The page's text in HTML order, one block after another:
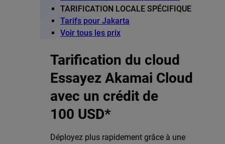
TARIFICATION LOCALE SPÉCIFIQUE
Tarifs pour Jakarta
Voir tous les prix
Tarification du cloud
Essayez Akamai Cloud
avec un crédit de
100 USD*
Déployez plus rapidement grâce à une